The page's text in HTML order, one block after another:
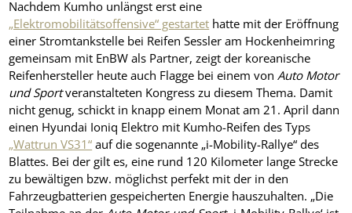
Nachdem Kumho unlängst erst eine
„Elektromobilitätsoffensive“ gestartet hatte mit der Eröffnung
einer Stromtankstelle bei Reifen Sessler am Hockenheimring
gemeinsam mit EnBW als Partner, zeigt der koreanische
Reifenhersteller heute auch Flagge bei einem vonAuto Motor
und Sportveranstalteten Kongress zu diesem Thema. Damit
nicht genug, schickt in knapp einem Monat am 21. April dann
einen Hyundai Ioniq Elektro mit Kumho-Reifen des Typs
„Wattrun VS31“ auf die sogenannte „i-Mobility-Rallye“ des
Blattes. Bei der gilt es, eine rund 120 Kilometer lange Strecke
zu bewältigen bzw. möglichst perfekt mit der in den
Fahrzeugbatterien gespeicherten Energie hauszuhalten. „Die